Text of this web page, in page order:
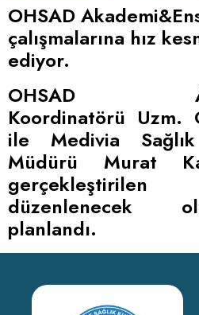
OHSAD
çalışmalarına hız
ediyor.
OHSAD
Koordinatörü Uzm.
ile Medivia
Müdürü Murat
düzenlenecek
planlandı.